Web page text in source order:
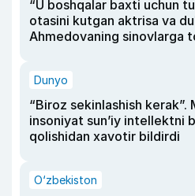
“U boshqalar baxti uchun
otasini kutgan aktrisa va
Ahmedovaning sinovlarga
Dunyo
“Biroz sekinlashish kerak”.
insoniyat sun’iy intellektni
qolishidan xavotir bildirdi
O‘zbekiston